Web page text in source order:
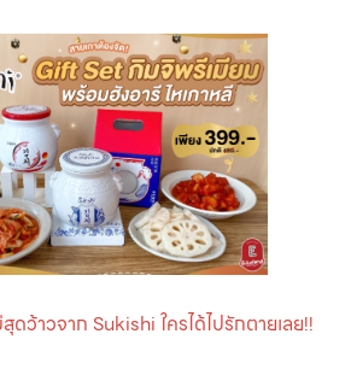
ว้าวจาก Sukishi ใครได้ไปรักตายเลย!!